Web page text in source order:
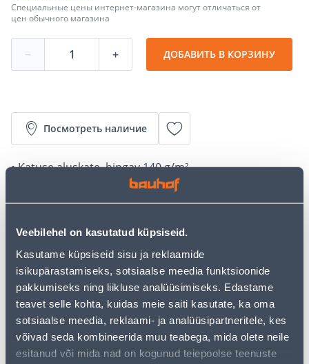
Veebilehel on kasutatud küpsiseid.
Kasutame küpsiseid sisu ja reklaamide
isikupärastamiseks, sotsiaalse meedia funktsioonide
pakkumiseks ning liikluse analüüsimiseks. Edastame
teavet selle kohta, kuidas meie saiti kasutate, ka oma
sotsiaalse meedia, reklaami- ja analüüsipartneritele, kes
võivad seda kombineerida muu teabega, mida olete neile
esitanud või mida nad on kogunud teiepoolse teenuste
Специальные цены интернет-магазина могут отличаться от
цен обычного магазина
− + ДОБАВИТЬ В КОРЗИНУ
Посмотреть наличие
• Katuse aluskate, hingav 140 g/m².
• 14-päevane tagastusõigus.
Калькулятор рассрочки
Депозит Платежи
Ежемесячный платеж 15.98 €